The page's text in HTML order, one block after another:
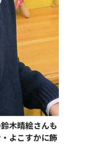
木晴絵さんも
よこすかに飾